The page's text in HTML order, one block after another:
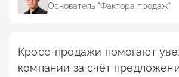
Основатель "Фактора продаж"
Кросс-продажи помогают
компании за счёт